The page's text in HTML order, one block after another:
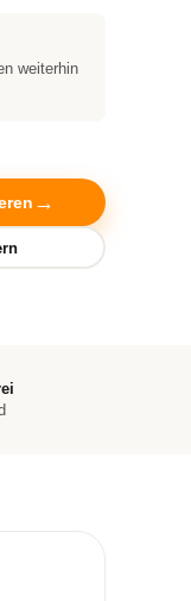
weiterhin